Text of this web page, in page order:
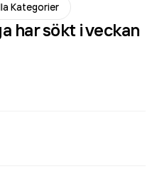
Kategorier
har sökt i veckan